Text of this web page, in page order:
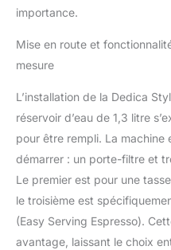
importance.
Mise en route et
mesure
L’installation de la Dedica
réservoir d’eau de 1,3 litre
pour être rempli. La machine
démarrer : un porte-filtre et
Le premier est pour une
le troisième est
(Easy Serving Espresso).
avantage, laissant le choix